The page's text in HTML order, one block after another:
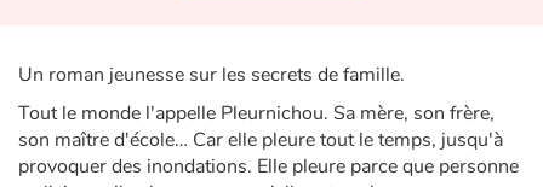
Voyage, épopée, enquête, aventure
Autour du monde
Un roman jeunesse sur les secrets de famille.
Tout le monde l'appelle Pleurnichou. Sa mère, son frère,
son maître d'école… Car elle pleure tout le temps, jusqu'à
provoquer des inondations. Elle pleure parce que personne